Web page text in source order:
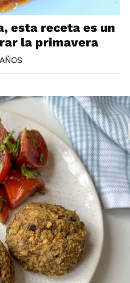
esta receta es un
la primavera